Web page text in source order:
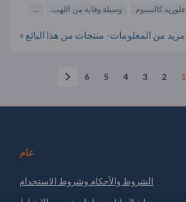
فلوريد كالسيوم
وسيلة وقاية من اللهب ...
مزيد من المعلومات- منتجات من هذا البائع »
1
2
3
4
5
6
عام
الشروط والأحكام وشروط الاستخدام